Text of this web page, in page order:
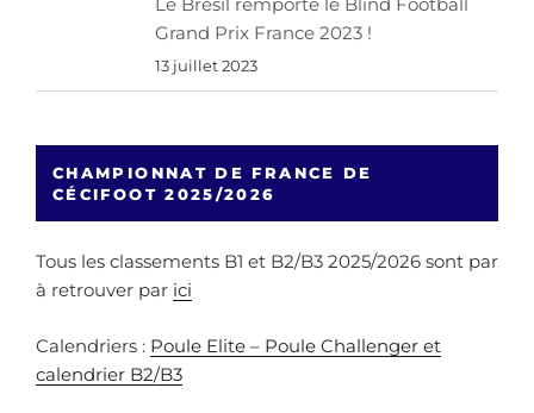
Grand Prix France 2023 !
13 juillet 2023
CHAMPIONNAT DE FRANCE DE
CÉCIFOOT 2025/2026
Tous les classements B1 et B2/B3 2025/2026 sont par
à retrouver par ici
Calendriers : Poule Elite – Poule Challenger et
calendrier B2/B3